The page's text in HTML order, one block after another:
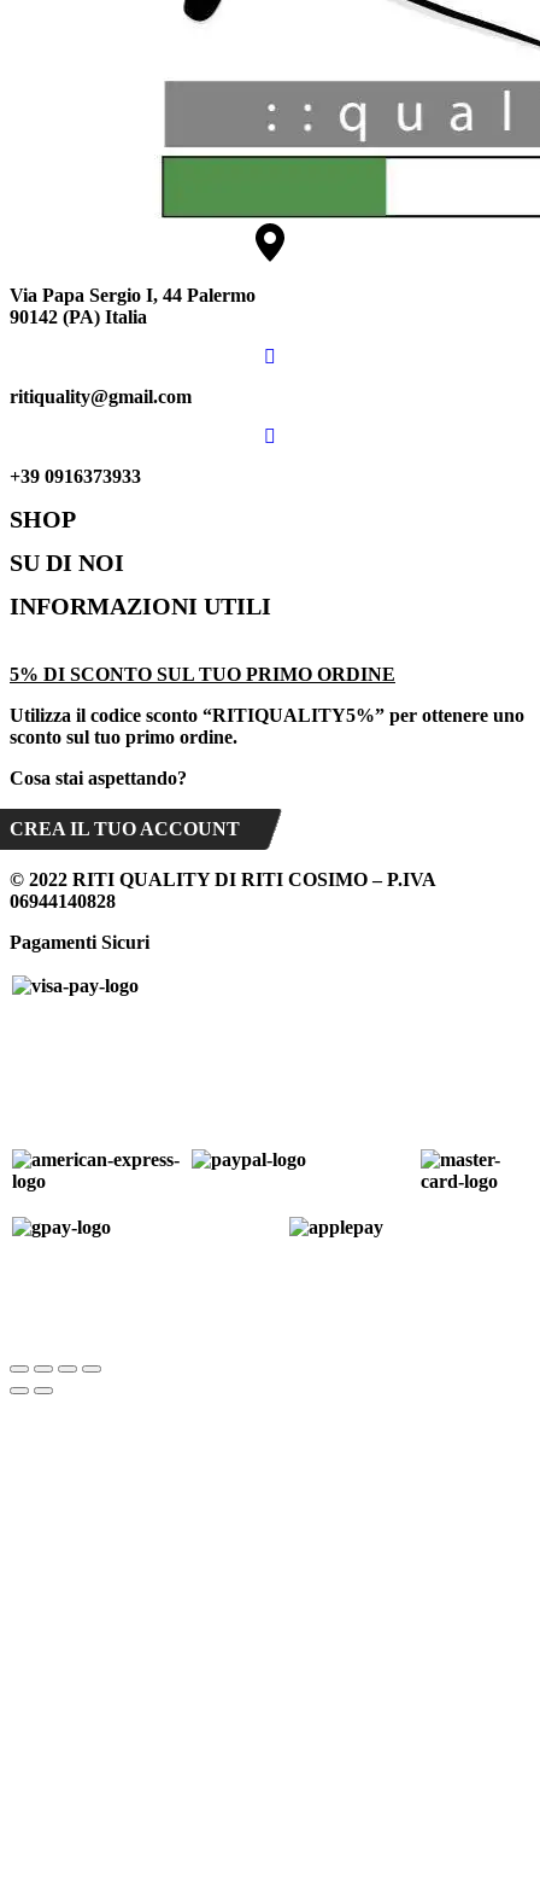
Via Papa Sergio I, 44 Palermo
90142 (PA) Italia
ritiquality@gmail.com
+39 0916373933
SHOP
Intimo
Moda Mare
Biancheria Casa
SU DI NOI
Shop
Brands
INFORMAZIONI UTILI
Termini e Condizioni
Spedizioni
Cookie Policy (UE)
Privacy Policy
Assistenza
5% DI SCONTO SUL TUO PRIMO ORDINE
Utilizza il codice sconto “RITIQUALITY5%” per ottenere uno
sconto sul tuo primo ordine.
Cosa stai aspettando?
CREA IL TUO ACCOUNT
© 2022 RITI QUALITY DI RITI COSIMO – P.IVA
06944140828
Pagamenti Sicuri